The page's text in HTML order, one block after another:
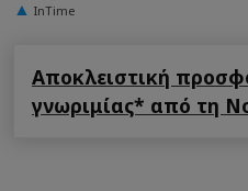
InTime
Αποκλειστική
γνωριμίας* από τη